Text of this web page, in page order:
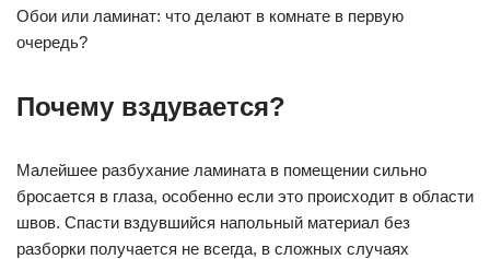
Обои или ламинат: что делают в комнате в первую
очередь?
Почему вздувается?
Малейшее разбухание ламината в помещении сильно
бросается в глаза, особенно если это происходит в области
швов. Спасти вздувшийся напольный материал без
разборки получается не всегда, в сложных случаях